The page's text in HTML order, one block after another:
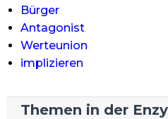
Bürger
Antagonist
Werteunion
implizieren
Themen in der